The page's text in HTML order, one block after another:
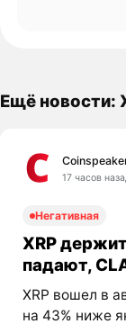
Ещё новости:
17 часов
Негативная
XRP
падают,
XRP вошел в
на 43% ниже